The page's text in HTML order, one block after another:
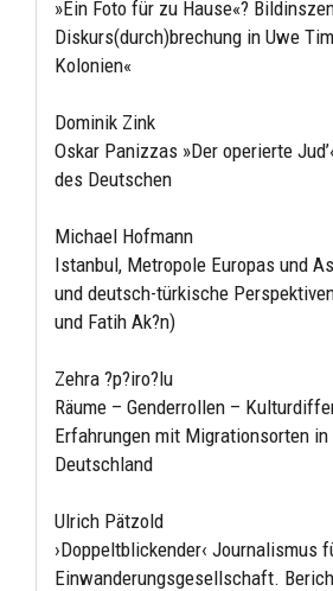
»Ein Foto für zu Hause«?
Diskurs(durch)brechung in Uwe
Kolonien«
Dominik Zink
Oskar Panizzas »Der operierte
des Deutschen
Michael Hofmann
Istanbul, Metropole Europas und
und deutsch-türkische
und Fatih Ak?n)
Zehra ?p?iro?lu
Räume – Genderrollen –
Erfahrungen mit Migrationsorten in
Deutschland
Ulrich Pätzold
›Doppeltblickender‹ Journalismus
Einwanderungsgesellschaft.